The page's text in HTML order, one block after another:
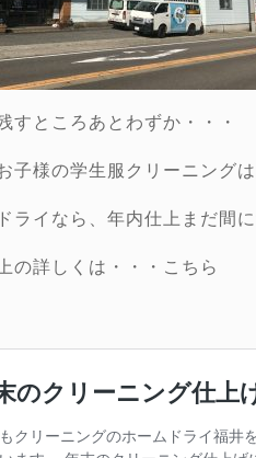
すところあとわずか・・・
子様の学生服クリーニング
ライなら、年内仕上まだ間に
の詳しくは・・・こちら